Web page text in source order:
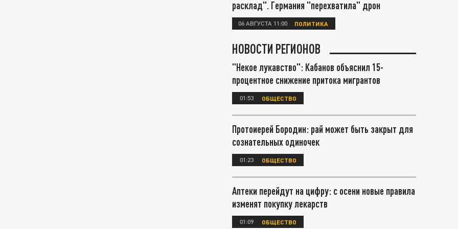
расклад". Германия "перехватила" дрон
06 АВГУСТА 11:00 ПОЛИТИКА
НОВОСТИ РЕГИОНОВ
"Некое лукавство": Кабанов объяснил 15-
процентное снижение притока мигрантов
01:53 ОБЩЕСТВО
Протоиерей Бородин: рай может быть закрыт для
сознательных одиночек
01:23 ОБЩЕСТВО
Аптеки перейдут на цифру: с осени новые правила
изменят покупку лекарств
01:09 ОБЩЕСТВО